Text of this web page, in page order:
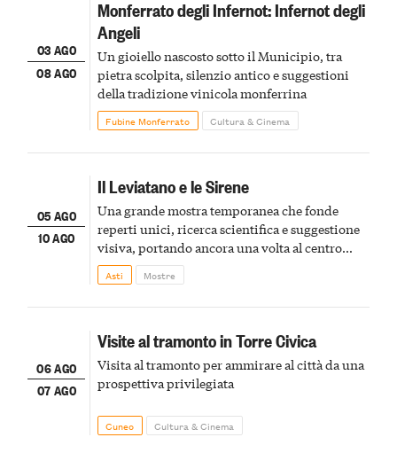
03 AGO
08 AGO
Monferrato degli Infernot: Infernot degli
Angeli
Un gioiello nascosto sotto il Municipio, tra
pietra scolpita, silenzio antico e suggestioni
della tradizione vinicola monferrina
Fubine Monferrato Cultura & Cinema
05 AGO
10 AGO
Il Leviatano e le Sirene
Una grande mostra temporanea che fonde
reperti unici, ricerca scientifica e suggestione
visiva, portando ancora una volta al centro
della scena le meraviglie del passato astigiano
Asti Mostre
06 AGO
07 AGO
Visite al tramonto in Torre Civica
Visita al tramonto per ammirare al città da una
prospettiva privilegiata
Cuneo Cultura & Cinema